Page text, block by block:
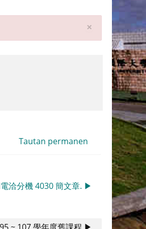
×Abaikan
Tautan permanen
洽分機 4030 簡文章. ▶︎